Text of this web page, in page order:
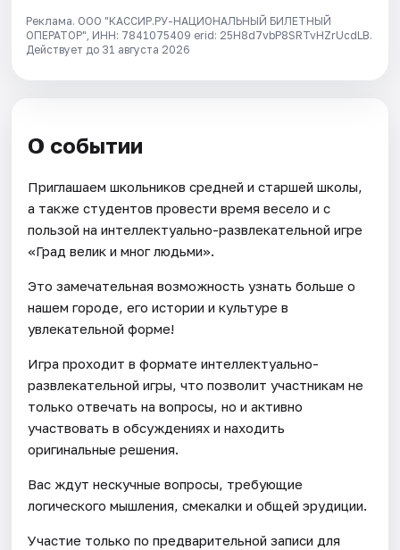
Реклама. ООО "КАССИР.РУ-НАЦИОНАЛЬНЫЙ БИЛЕТНЫЙ
ОПЕРАТОР", ИНН: 7841075409 erid: 25H8d7vbP8SRTvHZrUcdLB.
Действует до 31 августа 2026
О событии
Приглашаем школьников средней и старшей школы,
а также студентов провести время весело и с
пользой на интеллектуально-развлекательной игре
«Град велик и мног людьми».
Это замечательная возможность узнать больше о
нашем городе, его истории и культуре в
увлекательной форме!
Игра проходит в формате интеллектуально-
развлекательной игры, что позволит участникам не
только отвечать на вопросы, но и активно
участвовать в обсуждениях и находить
оригинальные решения.
Вас ждут нескучные вопросы, требующие
логического мышления, смекалки и общей эрудиции.
Участие только по предварительной записи для